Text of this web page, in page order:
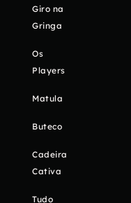
Giro na
Gringa
Os
Players
Matula
Buteco
Cadeira
Cativa
Tudo